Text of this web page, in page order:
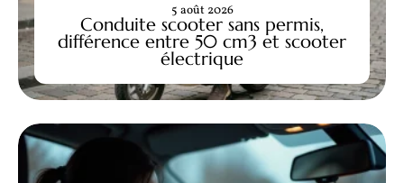
Conduite scooter sans permis,
différence entre 50 cm3 et scooter
électrique
5 août 2026